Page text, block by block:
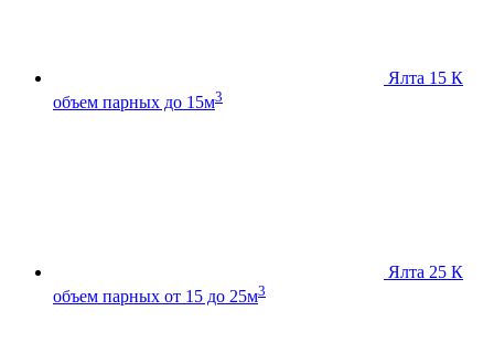
Ялта 15 К
объем парных до 15м3
Ялта 25 К
объем парных от 15 до 25м3